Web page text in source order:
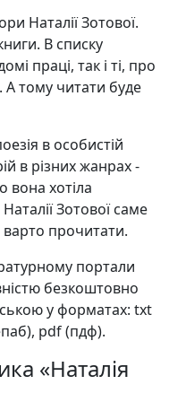
Наталії Зотової.
В списку
праці, так і ті, про
А тому читати буде
в особистій
в різних жанрах -
вона хотіла
Зотової саме
прочитати.
портали
безкоштовно
у форматах: txt
pdf (пдф).
«Наталія